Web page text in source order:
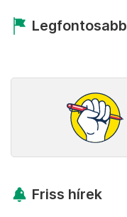
Legfontosabb
Friss hírek